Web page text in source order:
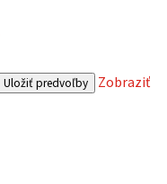
Uložiť predvoľby
Zobraziť